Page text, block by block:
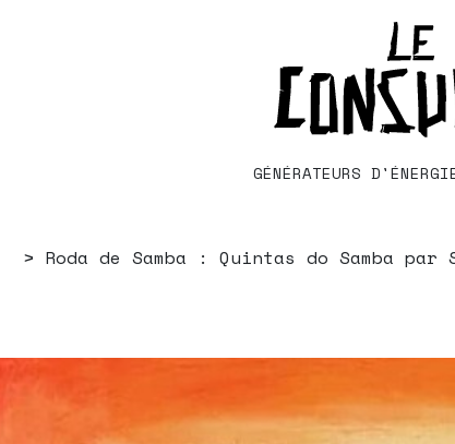
GÉNÉRATEURS
Roda de Samba : Quintas do Samba par